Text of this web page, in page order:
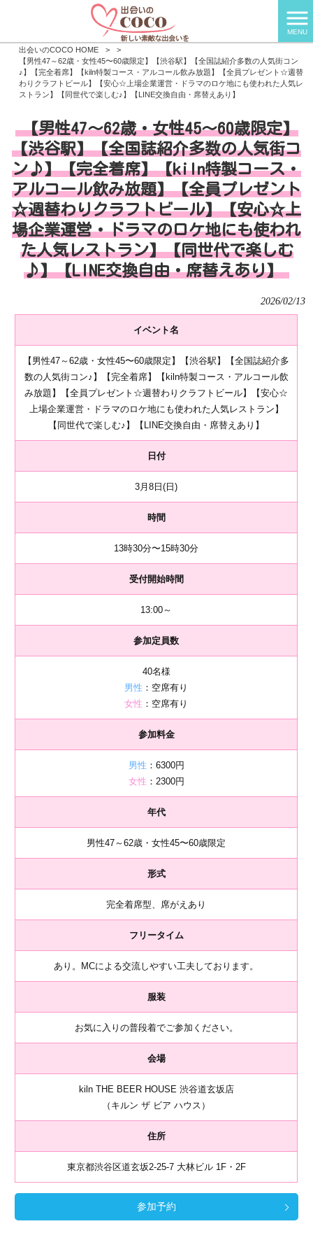
MENU
出会いのCOCO HOME >
>
【男性47～62歳・女性45〜60歳限定】【渋谷駅】【全国誌紹介多数の人気街コン
♪】【完全着席】【kiln特製コース・アルコール飲み放題】【全員プレゼント☆週替
わりクラフトビール】【安心☆上場企業運営・ドラマのロケ地にも使われた人気レ
ストラン】【同世代で楽しむ♪】【LINE交換自由・席替えあり】
【男性47～62歳・女性45〜60歳限定】
【渋谷駅】【全国誌紹介多数の人気街コ
ン♪】【完全着席】【kiln特製コース・
アルコール飲み放題】【全員プレゼント
☆週替わりクラフトビール】【安心☆上
場企業運営・ドラマのロケ地にも使われ
た人気レストラン】【同世代で楽しむ
♪】【LINE交換自由・席替えあり】
2026/02/13
イベント名
【男性47～62歳・女性45〜60歳限定】【渋谷駅】【全国誌紹介多
数の人気街コン♪】【完全着席】【kiln特製コース・アルコール飲
み放題】【全員プレゼント☆週替わりクラフトビール】【安心☆
上場企業運営・ドラマのロケ地にも使われた人気レストラン】
【同世代で楽しむ♪】【LINE交換自由・席替えあり】
日付
3月8日(日)
時間
13時30分〜15時30分
受付開始時間
13:00～
参加定員数
40名様
男性 ：空席有り
女性 ：空席有り
参加料金
男性 ：6300円
女性 ：2300円
年代
男性47～62歳・女性45〜60歳限定
形式
完全着席型、席がえあり
フリータイム
あり。MCによる交流しやすい工夫しております。
服装
お気に入りの普段着でご参加ください。
会場
kiln THE BEER HOUSE 渋谷道玄坂店
（キルン ザ ビア ハウス）
住所
東京都渋谷区道玄坂2-25-7 大林ビル 1F・2F
参加予約